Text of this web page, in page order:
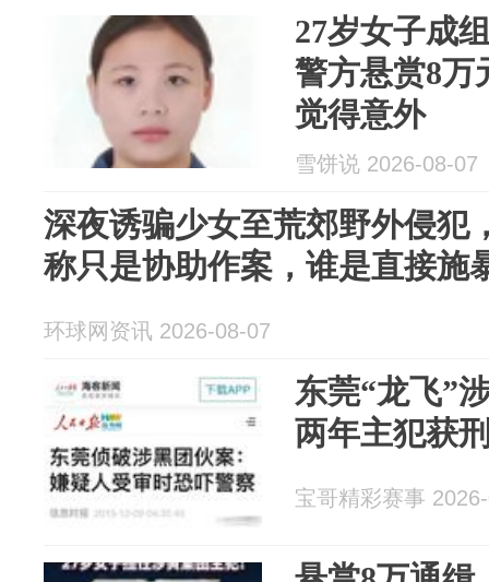
27岁女子成
警方悬赏8万
觉得意外
雪饼说 2026-08-07
深夜诱骗少女至荒郊野外侵犯
称只是协助作案，谁是直接施
环球网资讯 2026-08-07
东莞“龙飞”
两年主犯获
宝哥精彩赛事